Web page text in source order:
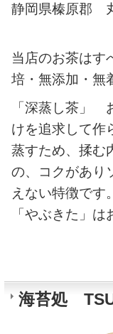
静岡県榛原郡
当店のお茶はす
培・無添加・無
「深蒸し茶」
けを追求して作
蒸すため、揉む
の、コクがあり
えない特徴です
「やぶきた」
海苔処